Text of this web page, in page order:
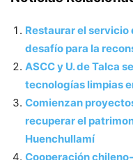
Restaurar el servicio
desafío para la
ASCC y U. de Talca
tecnologías limpias
Comienzan
recuperar el
Huenchullamí
Cooperación